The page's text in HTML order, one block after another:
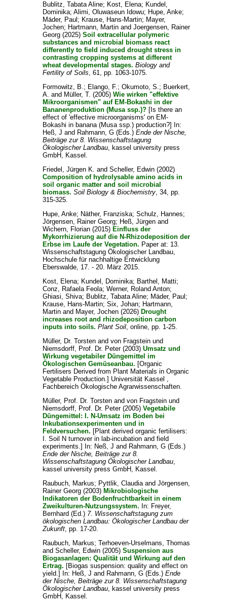
Bublitz, Tabata Aline; Kost, Elena; Kundel,
Dominika; Alimi, Oluwaseun Idowu; Hupe, Anke;
Mäder, Paul ; Krause, Hans-Martin; Mayer,
Jochen; Hartmann, Martinand Joergensen, Rainer
Georg(2025) Soil extracellular polymeric
substances and microbial biomass react
differently to field induced drought stress in
contrasting cropping systems at different
wheat developmental stages. Biology and
Fertility of Soils, 61, pp. 1063-1075.
Formowitz, B.; Elango, F.; Okumoto, S.; Buerkert,
A. and Müller, T. (2005) Wie wirken "effektive
Mikroorganismen" auf EM-Bokashi in der
Bananenproduktion (Musa ssp.)?[Is there an
effect of 'effective microorganisms' on EM-
Bokashi in banana (Musa ssp.) production?] In:
Heß, J and Rahmann, G(Eds.) Ende der Nische,
Beiträge zur 8. Wissenschaftstagung
Ökologischer Landbau, kassel university press
GmbH, Kassel.
Friedel, Jürgen K. and Scheller, Edwin(2002)
Composition of hydrolysable amino acids in
soil organic matter and soil microbial
biomass. Soil Biology & Biochemistry, 34, pp.
315-325.
Hupe, Anke; Näther, Franziska; Schulz, Hannes;
Jörgensen, Rainer Georg; Heß, Jürgenand
Wichern, Florian(2015) Einfluss der
Mykorrhizierung auf die N-Rhizodeposition der
Erbse im Laufe der Vegetation. Paper at: 13.
Wissenschaftstagung Ökologischer Landbau,
Hochschule für nachhaltige Entwicklung
Eberswalde, 17. - 20. März 2015.
Kost, Elena; Kundel, Dominika; Barthel, Matti;
Conz, Rafaela Feola; Werner, Roland Anton;
Ghiasi, Shiva; Bublitz, Tabata Aline; Mäder, Paul ;
Krause, Hans-Martin; Six, Johan; Hartmann,
Martinand Mayer, Jochen(2026) Drought
increases root and rhizodeposition carbon
inputs into soils. Plant Soil, online, pp. 1-25.
Müller, Dr. Torstenand von Fragstein und
Niemsdorff, Prof. Dr. Peter(2003) Umsatz und
Wirkung vegetabiler Düngemittel im
Ökologischen Gemüseanbau. [Organic
Fertilisers Derived from Plant Materials in Organic
Vegetable Production.] Universität Kassel ,
Fachbereich Ökologische Agrarwissenschaften.
Müller, Prof. Dr. Torstenand von Fragstein und
Niemsdorff, Prof. Dr. Peter(2005) Vegetabile
Düngemittel: I. N-Umsatz im Boden bei
Inkubationsexperimenten und in
Feldversuchen. [Plant derived organic fertilisers:
I. Soil N turnover in lab-incubation and field
experiments.] In: Neß, J and Rahmann, G(Eds.)
Ende der Nische, Beiträge zur 8.
Wissenschaftstagung Ökologischer Landbau,
kassel university press GmbH, Kassel.
Raubuch, Markus; Pyttlik, Claudiaand Jörgensen,
Rainer Georg(2003) Mikrobiologische
Indikatoren der Bodenfruchtbarkeit in einem
Zweikulturen-Nutzungssystem. In: Freyer,
Bernhard (Ed.) 7. Wissenschaftstagung zum
ökologischen Landbau: Ökologischer Landbau der
Zukunft, pp. 17-20.
Raubuch, Markus; Terhoeven-Urselmans, Thomas
and Scheller, Edwin(2005) Suspension aus
Biogasanlagen: Qualität und Wirkung auf den
Ertrag. [Biogas suspension: quality and effect on
yield.] In: Heß, J and Rahmann, G(Eds.) Ende
der Nische, Beiträge zur 8. Wissenschaftstagung
Ökologischer Landbau, kassel university press
GmbH, Kassel.